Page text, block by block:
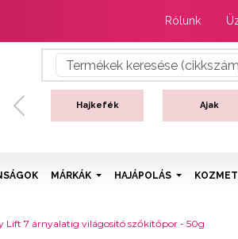
Rólunk
Hajkefék Ajak
Previous
MÁRKÁK HAJÁPOLÁS
Lift 7 árnyalatig világositó szőkítőpor - 50g